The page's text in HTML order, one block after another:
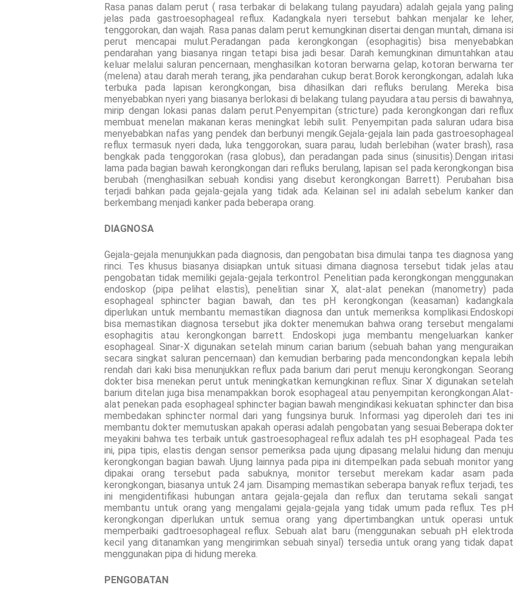
Rasa panas dalam perut ( rasa terbakar di belakang tulang payudara) adalah gejala yang paling
jelas pada gastroesophageal reflux. Kadangkala nyeri tersebut bahkan menjalar ke leher,
tenggorokan, dan wajah. Rasa panas dalam perut kemungkinan disertai dengan muntah, dimana isi
perut mencapai mulut.Peradangan pada kerongkongan (esophagitis) bisa menyebabkan
pendarahan yang biasanya ringan tetapi bisa jadi besar. Darah kemungkinan dimuntahkan atau
keluar melalui saluran pencernaan, menghasilkan kotoran berwarna gelap, kotoran berwarna ter
(melena) atau darah merah terang, jika pendarahan cukup berat.Borok kerongkongan, adalah luka
terbuka pada lapisan kerongkongan, bisa dihasilkan dari refluks berulang. Mereka bisa
menyebabkan nyeri yang biasanya berlokasi di belakang tulang payudara atau persis di bawahnya,
mirip dengan lokasi panas dalam perut.Penyempitan (stricture) pada kerongkongan dari reflux
membuat menelan makanan keras meningkat lebih sulit. Penyempitan pada saluran udara bisa
menyebabkan nafas yang pendek dan berbunyi mengik.Gejala-gejala lain pada gastroesophageal
reflux termasuk nyeri dada, luka tenggorokan, suara parau, ludah berlebihan (water brash), rasa
bengkak pada tenggorokan (rasa globus), dan peradangan pada sinus (sinusitis).Dengan iritasi
lama pada bagian bawah kerongkongan dari refluks berulang, lapisan sel pada kerongkongan bisa
berubah (menghasilkan sebuah kondisi yang disebut kerongkongan Barrett). Perubahan bisa
terjadi bahkan pada gejala-gejala yang tidak ada. Kelainan sel ini adalah sebelum kanker dan
berkembang menjadi kanker pada beberapa orang.
DIAGNOSA
Gejala-gejala menunjukkan pada diagnosis, dan pengobatan bisa dimulai tanpa tes diagnosa yang
rinci. Tes khusus biasanya disiapkan untuk situasi dimana diagnosa tersebut tidak jelas atau
pengobatan tidak memiliki gejala-gejala terkontrol. Penelitian pada kerongkongan menggunakan
endoskop (pipa pelihat elastis), penelitian sinar X, alat-alat penekan (manometry) pada
esophageal sphincter bagian bawah, dan tes pH kerongkongan (keasaman) kadangkala
diperlukan untuk membantu memastikan diagnosa dan untuk memeriksa komplikasi.Endoskopi
bisa memastikan diagnosa tersebut jika dokter menemukan bahwa orang tersebut mengalami
esophagitis atau kerongkongan barrett. Endoskopi juga membantu mengeluarkan kanker
esophageal. Sinar-X digunakan setelah minum carian barium (sebuah bahan yang menguraikan
secara singkat saluran pencernaan) dan kemudian berbaring pada mencondongkan kepala lebih
rendah dari kaki bisa menunjukkan reflux pada barium dari perut menuju kerongkongan. Seorang
dokter bisa menekan perut untuk meningkatkan kemungkinan reflux. Sinar X digunakan setelah
barium ditelan juga bisa menampakkan borok esophageal atau penyempitan kerongkongan.Alat-
alat penekan pada esophageal sphincter bagian bawah mengindikasi kekuatan sphincter dan bisa
membedakan sphincter normal dari yang fungsinya buruk. Informasi yag diperoleh dari tes ini
membantu dokter memutuskan apakah operasi adalah pengobatan yang sesuai.Beberapa dokter
meyakini bahwa tes terbaik untuk gastroesophageal reflux adalah tes pH esophageal. Pada tes
ini, pipa tipis, elastis dengan sensor pemeriksa pada ujung dipasang melalui hidung dan menuju
kerongkongan bagian bawah. Ujung lainnya pada pipa ini ditempelkan pada sebuah monitor yang
dipakai orang tersebut pada sabuknya, monitor tersebut merekam kadar asam pada
kerongkongan, biasanya untuk 24 jam. Disamping memastikan seberapa banyak reflux terjadi, tes
ini mengidentifikasi hubungan antara gejala-gejala dan reflux dan terutama sekali sangat
membantu untuk orang yang mengalami gejala-gejala yang tidak umum pada reflux. Tes pH
kerongkongan diperlukan untuk semua orang yang dipertimbangkan untuk operasi untuk
memperbaiki gadtroesophageal reflux. Sebuah alat baru (menggunakan sebuah pH elektroda
kecil yang ditanamkan yang mengirimkan sebuah sinyal) tersedia untuk orang yang tidak dapat
menggunakan pipa di hidung mereka.
PENGOBATAN